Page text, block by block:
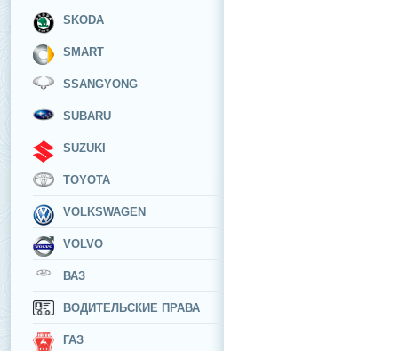
SKODA
SMART
SSANGYONG
SUBARU
SUZUKI
TOYOTA
VOLKSWAGEN
VOLVO
ВАЗ
ВОДИТЕЛЬСКИЕ ПРАВА
ГАЗ